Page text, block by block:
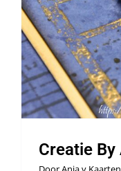
Webshop
Creatie